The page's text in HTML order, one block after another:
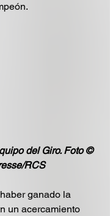
del Giro. Foto ©
RCS
ganado la
un acercamiento